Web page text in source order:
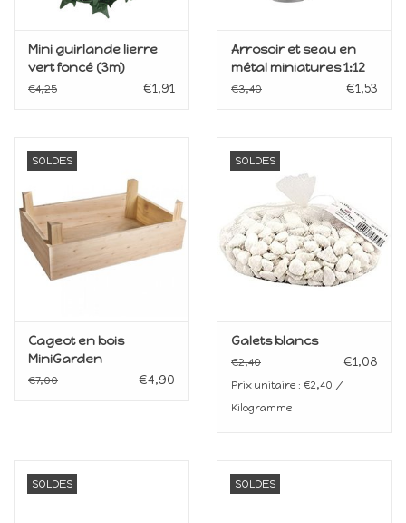
Mini guirlande lierre
vert foncé (3m)
€4,25 €1,91
Arrosoir et seau en
métal miniatures 1:12
€3,40 €1,53
SOLDES
Cageot en bois
MiniGarden
€7,00 €4,90
SOLDES
Galets blancs
€2,40 €1,08
Prix unitaire : €2,40 /
Kilogramme
SOLDES SOLDES